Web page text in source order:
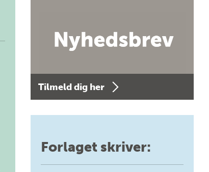
Tilmeld dig her
Forlaget skriver: